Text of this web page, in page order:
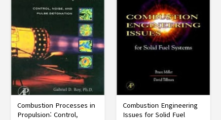
샘플도서신청
Combustion Processes in
Propulsion: Control,
샘플도서신청
Combustion Engineering
Issues for Solid Fuel